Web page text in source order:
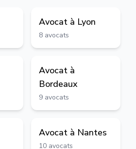
Avocat à Lyon
8 avocats
Avocat à
Bordeaux
9 avocats
Avocat à Nantes
10 avocats